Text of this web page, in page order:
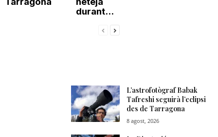
durant...